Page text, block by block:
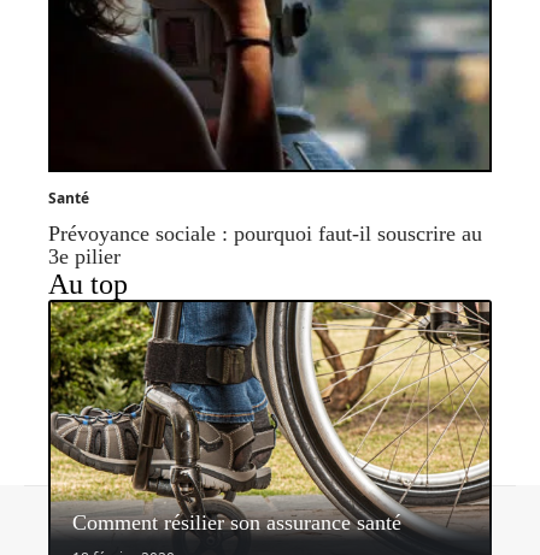
Santé
Prévoyance sociale : pourquoi faut-il souscrire au
3e pilier
Au top
Comment résilier son assurance santé
Contact Mentions légales Sitemap